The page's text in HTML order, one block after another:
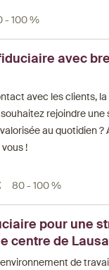
- 100 %
avec
avec les clients,
rejoindre une
au quotidien ?
!
80 - 100 %
pour une
centre de
de